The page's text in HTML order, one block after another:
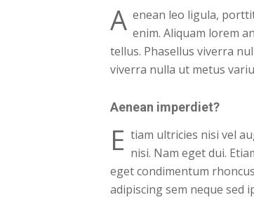
A enean leo ligula,
enim. Aliquam lorem
tellus. Phasellus viverra
viverra nulla ut metus
Aenean imperdiet?
E tiam ultricies nisi vel
nisi. Nam eget dui.
eget condimentum
adipiscing sem neque sed